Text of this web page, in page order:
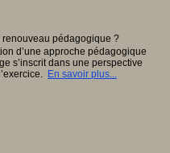
d’une approche pédagogique
s’inscrit dans une perspective
En savoir plus...